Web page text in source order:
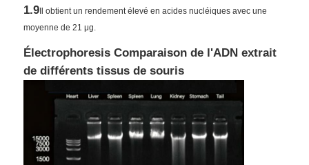
1.9 Il obtient un rendement élevé en acides nucléiques avec une
moyenne de 21 μg.
Électrophoresis Comparaison de l'ADN extrait
de différents tissus de souris